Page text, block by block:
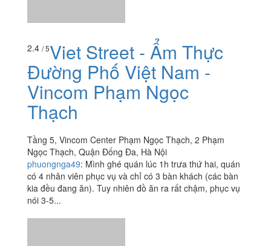
2.4 / 5Viet Street - Ẩm Thực
Đường Phố Việt Nam -
Vincom Phạm Ngọc
Thạch
Tầng 5, Vincom Center Phạm Ngọc Thạch, 2 Phạm
Ngọc Thạch, Quận Đống Đa, Hà Nội
phuongnga49: Mình ghé quán lúc 1h trưa thứ hai, quán
có 4 nhân viên phục vụ và chỉ có 3 bàn khách (các bàn
kia đều đang ăn). Tuy nhiên đồ ăn ra rất chậm, phục vụ
nói 3-5...